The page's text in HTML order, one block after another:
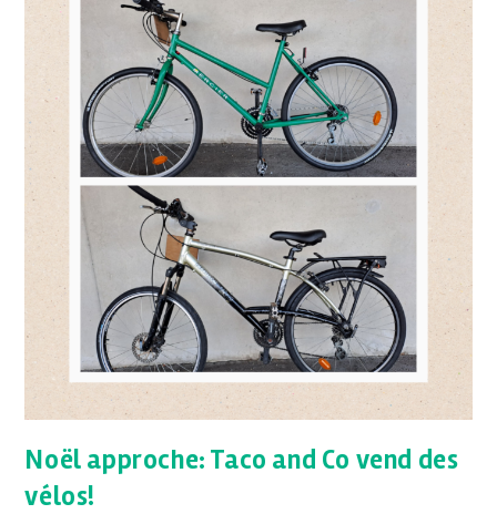
Noël approche: Taco and Co vend des
vélos!